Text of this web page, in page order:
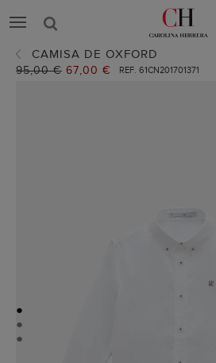
CAMISA DE OXFORD
Precio
95,00 € Precio
67,00 € REF. 61CN201701371
●
●
●